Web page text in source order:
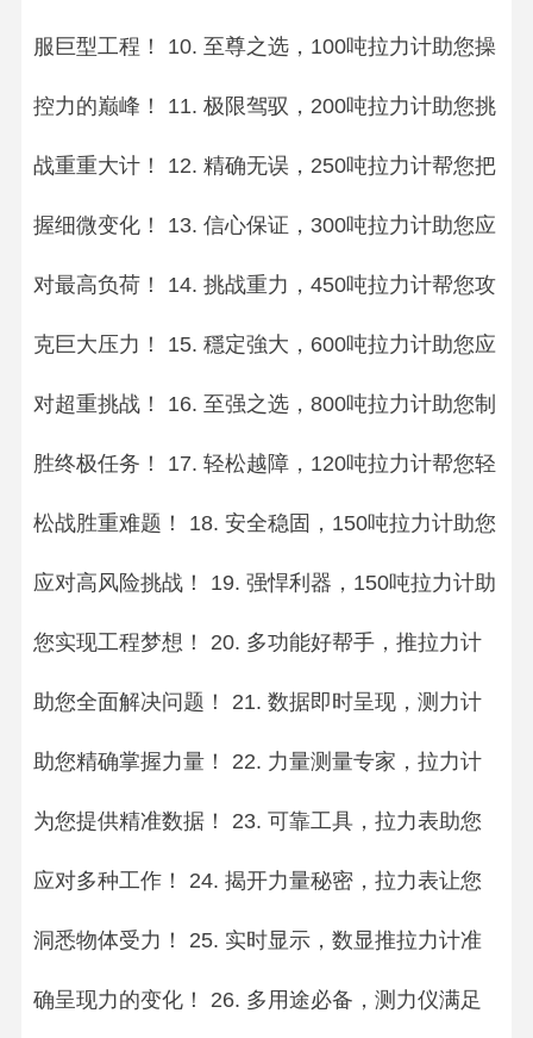
服巨型工程！ 10. 至尊之选，100吨拉力计助您操
控力的巅峰！ 11. 极限驾驭，200吨拉力计助您挑
战重重大计！ 12. 精确无误，250吨拉力计帮您把
握细微变化！ 13. 信心保证，300吨拉力计助您应
对最高负荷！ 14. 挑战重力，450吨拉力计帮您攻
克巨大压力！ 15. 穩定強大，600吨拉力计助您应
对超重挑战！ 16. 至强之选，800吨拉力计助您制
胜终极任务！ 17. 轻松越障，120吨拉力计帮您轻
松战胜重难题！ 18. 安全稳固，150吨拉力计助您
应对高风险挑战！ 19. 强悍利器，150吨拉力计助
您实现工程梦想！ 20. 多功能好帮手，推拉力计
助您全面解决问题！ 21. 数据即时呈现，测力计
助您精确掌握力量！ 22. 力量测量专家，拉力计
为您提供精准数据！ 23. 可靠工具，拉力表助您
应对多种工作！ 24. 揭开力量秘密，拉力表让您
洞悉物体受力！ 25. 实时显示，数显推拉力计准
确呈现力的变化！ 26. 多用途必备，测力仪满足